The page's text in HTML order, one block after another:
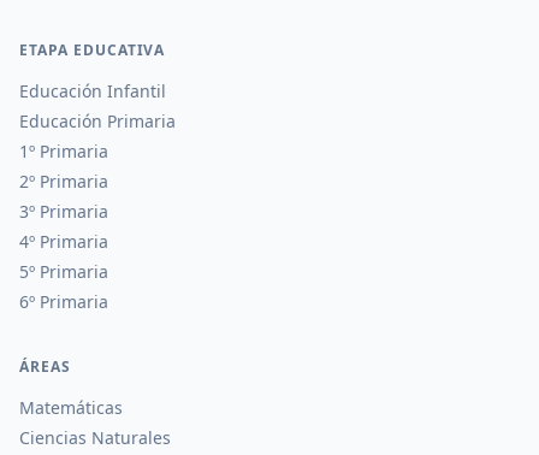
ETAPA EDUCATIVA
Educación Infantil
Educación Primaria
1º Primaria
2º Primaria
3º Primaria
4º Primaria
5º Primaria
6º Primaria
ÁREAS
Matemáticas
Ciencias Naturales